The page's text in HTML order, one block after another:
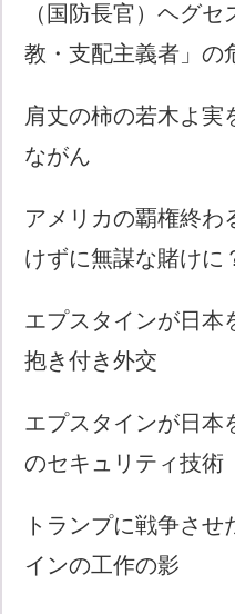
（国防長官）ヘグ
教・支配主義者」の
肩丈の柿の若木よ実
ながん
アメリカの覇権終わ
けずに無謀な賭けに
エプスタインが日本
抱き付き外交
エプスタインが日本
のセキュリティ技術
トランプに戦争さ
インの工作の影